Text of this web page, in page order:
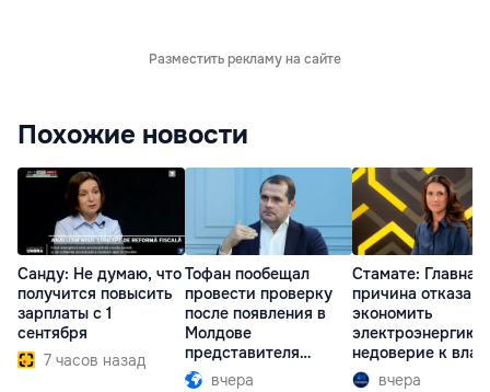
Разместить рекламу на сайте
Похожие новости
Санду: Не думаю, что
получится повысить
зарплаты с 1
сентября
7 часов назад
Тофан пообещал
провести проверку
после появления в
Молдове
представителя
Южной Осетии
вчера
Стамате: Главная
причина отказа
экономить
электроэнергию
недоверие к
вчера